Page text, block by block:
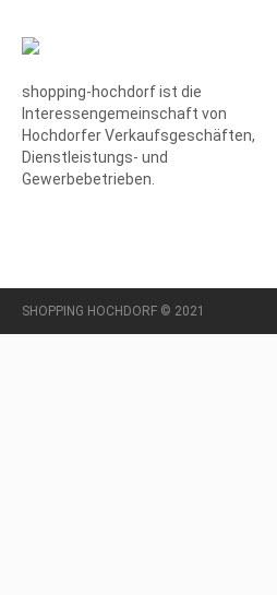
shopping-hochdorf ist die
Interessengemeinschaft von
Hochdorfer Verkaufsgeschäften,
Dienstleistungs- und
Gewerbebetrieben.
SHOPPING HOCHDORF © 2021